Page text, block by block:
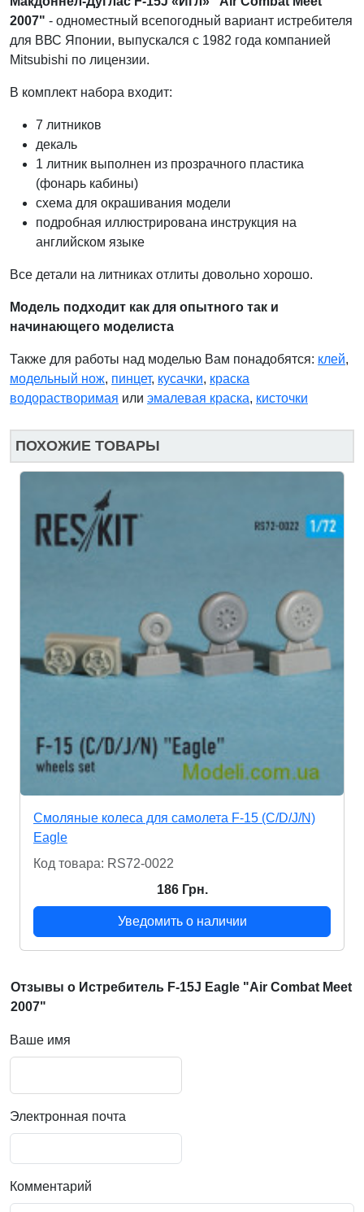
2007" - одноместный всепогодный вариант истребителя
для ВВС Японии, выпускался с 1982 года компанией
Mitsubishi по лицензии.
В комплект набора входит:
7 литников
декаль
1 литник выполнен из прозрачного пластика
(фонарь кабины)
схема для окрашивания модели
подробная иллюстрирована инструкция на
английском языке
Все детали на литниках отлиты довольно хорошо.
Модель подходит как для опытного так и
начинающего моделиста
Также для работы над моделью Вам понадобятся: клей,
модельный нож, пинцет, кусачки, краска
водорастворимая или эмалевая краска, кисточки
ПОХОЖИЕ ТОВАРЫ
Смоляные колеса для самолета F-15 (C/D/J/N)
Eagle
Код товара: RS72-0022
186 Грн.
Уведомить о наличии
Отзывы о Истребитель F-15J Eagle "Air Combat Meet
2007"
Ваше имя
Электронная почта
Комментарий